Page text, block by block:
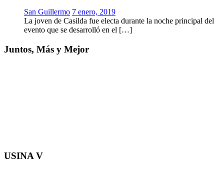
San Guillermo 7 enero, 2019
La joven de Casilda fue electa durante la noche principal del
evento que se desarrolló en el […]
Juntos, Más y Mejor
USINA V